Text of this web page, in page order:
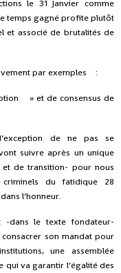
le 31 Janvier comme
temps gagné profite plutôt
et associé de brutalités de
par exemples :
» et de consensus de
de ne pas se
suivre après un unique
de transition- pour nous
du fatidique 28
l’honneur.
-dans le texte fondateur-
son mandat pour
une assemblée
va garantir l’égalité des